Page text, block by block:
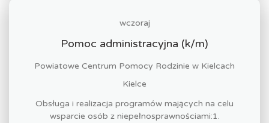
wczoraj
Pomoc administracyjna (k/m)
Powiatowe Centrum Pomocy Rodzinie w Kielcach
Kielce
Obsługa i realizacja programów mających na celu
wsparcie osób z niepełnosprawnościami:1.